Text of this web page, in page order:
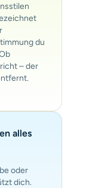
du
– der
alles
oder
dich.